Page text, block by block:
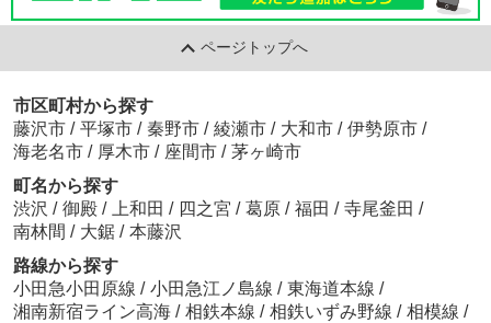
ページトップへ
市区町村から探す
藤沢市 / 平塚市 / 秦野市 / 綾瀬市 / 大和市 / 伊勢原市 /
海老名市 / 厚木市 / 座間市 / 茅ヶ崎市
町名から探す
渋沢 / 御殿 / 上和田 / 四之宮 / 葛原 / 福田 / 寺尾釜田 /
南林間 / 大鋸 / 本藤沢
路線から探す
小田急小田原線 / 小田急江ノ島線 / 東海道本線 /
湘南新宿ライン高海 / 相鉄本線 / 相鉄いずみ野線 / 相模線 /